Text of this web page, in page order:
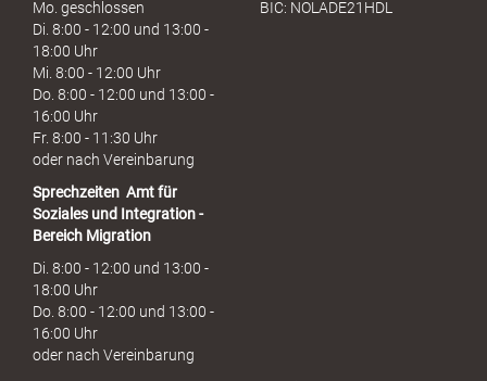
Mo. geschlossen
Di. 8:00 - 12:00 und 13:00 -
18:00 Uhr
Mi. 8:00 - 12:00 Uhr
Do. 8:00 - 12:00 und 13:00 -
16:00 Uhr
Fr. 8:00 - 11:30 Uhr
oder nach Vereinbarung
Sprechzeiten Amt für
Soziales und Integration -
Bereich Migration
Di. 8:00 - 12:00 und 13:00 -
18:00 Uhr
Do. 8:00 - 12:00 und 13:00 -
16:00 Uhr
oder nach Vereinbarung
BIC: NOLADE21HDL